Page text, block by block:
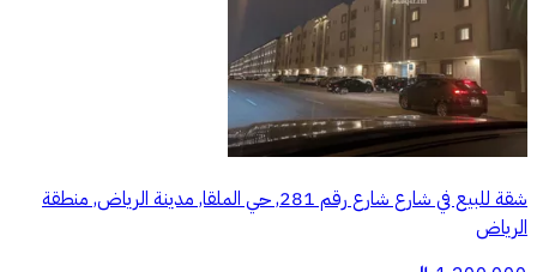
شقة للبيع في شارع شارع رقم 281, حي الملقا, مدينة الرياض, منطقة
الرياض